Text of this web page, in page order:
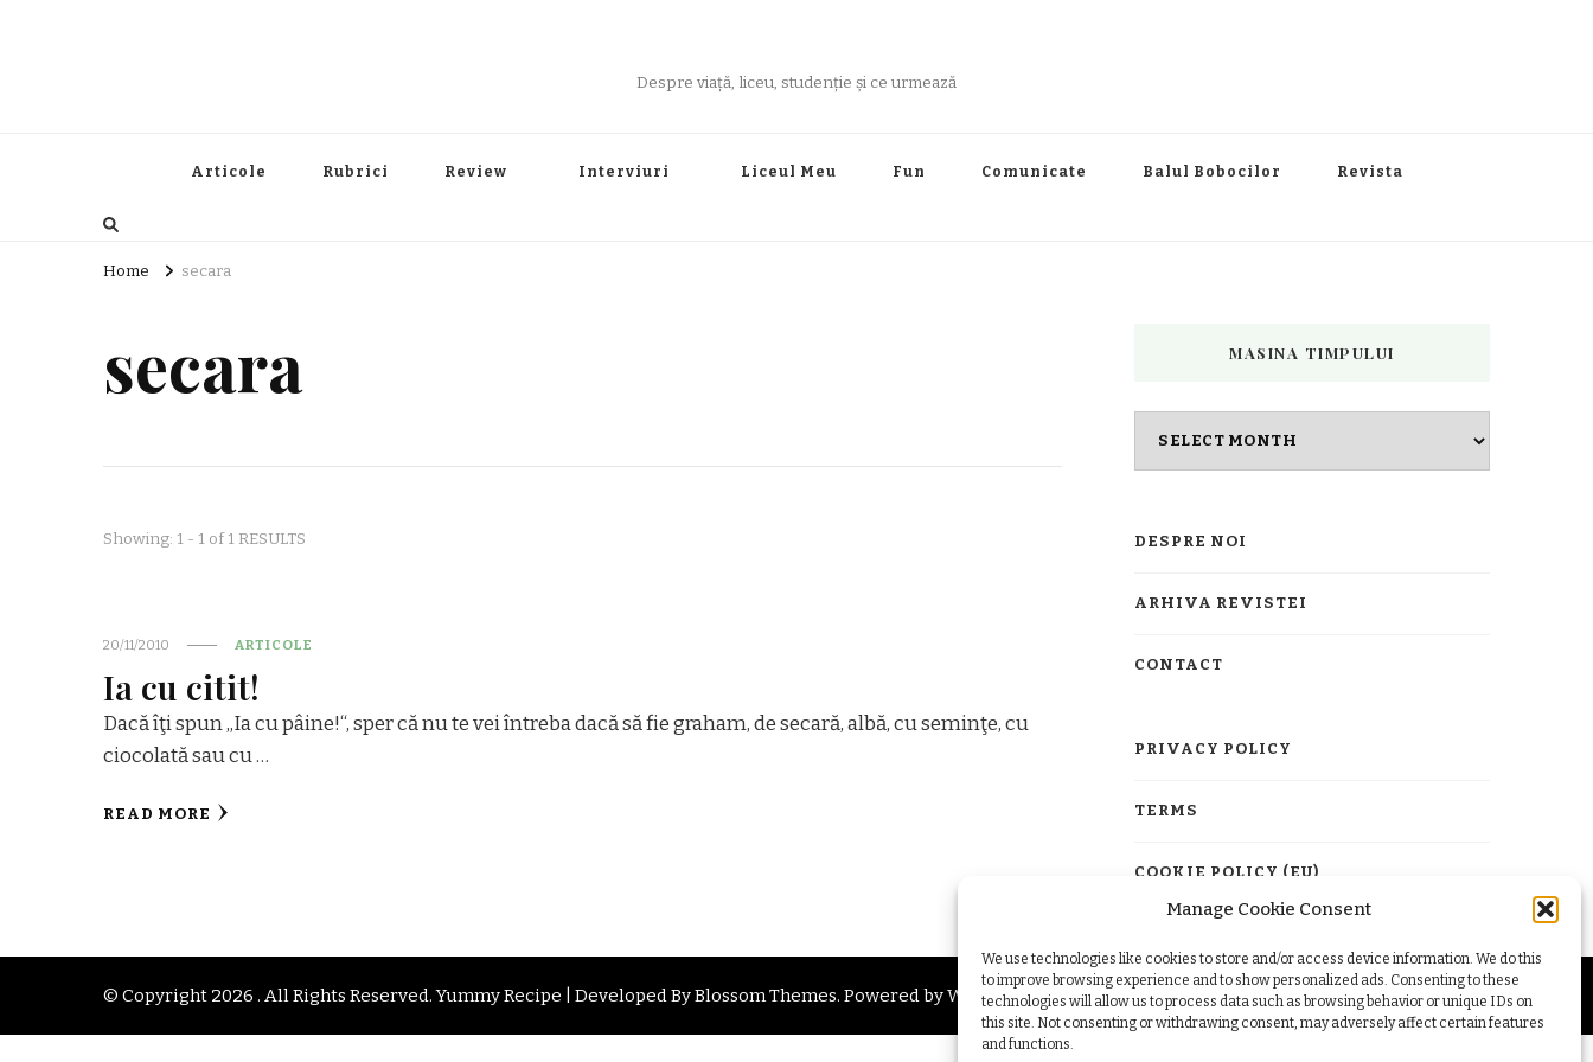
Manage Cookie Consent
We use technologies like cookies to store and/or access device information. We do this
to improve browsing experience and to show personalized ads. Consenting to these
technologies will allow us to process data such as browsing behavior or unique IDs on
this site. Not consenting or withdrawing consent, may adversely affect certain features
and functions.
Despre viață, liceu, studenție și ce urmează
Articole Rubrici Review Interviuri Liceul Meu Fun Comunicate Balul Bobocilor Revista
Home secara
secara
Showing: 1 - 1 of 1 RESULTS
20/11/2010 ARTICOLE
Ia cu citit!
Dacă îţi spun „Ia cu pâine!“, sper că nu te vei întreba dacă să fie graham, de secară, albă, cu seminţe, cu
ciocolată sau cu …
READ MORE
MASINA TIMPULUI
DESPRE NOI
ARHIVA REVISTEI
CONTACT
PRIVACY POLICY
TERMS
COOKIE POLICY (EU)
© Copyright 2026 . All Rights Reserved.Yummy Recipe | Developed ByBlossom Themes. Powered byWordPress.